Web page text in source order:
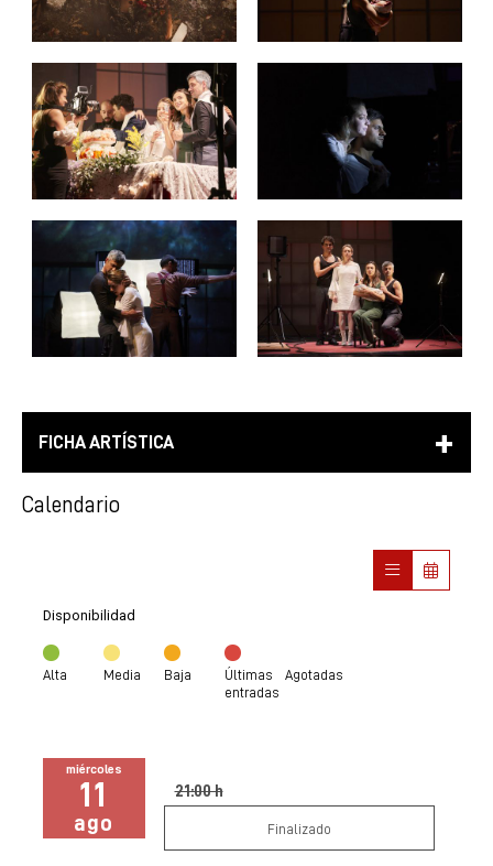
FICHA ARTÍSTICA
Calendario
Disponibilidad
Alta Media Baja
Últimas
entradas
Agotadas
miércoles
11
ago
21:00 h
Finalizado